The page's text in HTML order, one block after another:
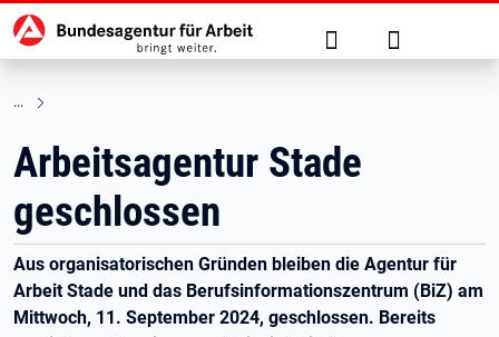
zu den Hauptinhalten springen
Hauptnavigation Suche Anmelden
Arbeitsagentur Stade
geschlossen
Aus organisatorischen Gründen bleiben die Agentur für
Arbeit Stade und das Berufsinformationszentrum (BiZ) am
Mittwoch, 11. September 2024, geschlossen. Bereits